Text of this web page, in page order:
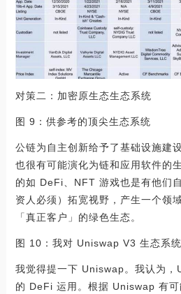
对策二：加密原生态生态系统
图 9：供参考的顶尖生态系统
公链为自主创新给予了基础设施建
也很有可能演化为链和应用软件的
的如 DeFi、NFT 游戏也是有他们
资人必须）拓宽视野，产生一个领
「真正客户」的绿色生态。
图 10：我对 Uniswap V3 生态系
我觉得提一下 Uniswap。我认为
的 DeFi 运用。根据 Uniswap 有可